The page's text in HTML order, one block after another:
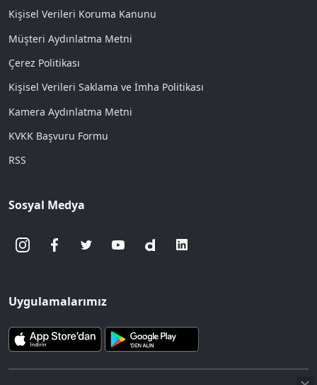
Kişisel Verileri Koruma Kanunu
Müşteri Aydınlatma Metni
Çerez Politikası
Kişisel Verileri Saklama ve İmha Politikası
Kamera Aydınlatma Metni
KVKK Başvuru Formu
RSS
Sosyal Medya
Uygulamalarımız